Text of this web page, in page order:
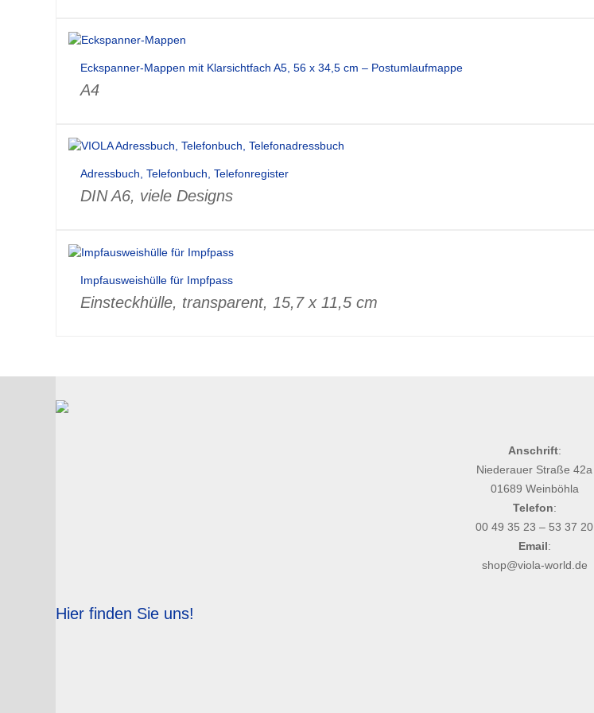
Eckspanner-Mappen mit Klarsichtfach A5, 56 x 34,5 cm – Postumlaufmappe
A4
Adressbuch, Telefonbuch, Telefonregister
DIN A6, viele Designs
Impfausweishülle für Impfpass
Einsteckhülle, transparent, 15,7 x 11,5 cm
Anschrift:
Niederauer Straße 42a
01689 Weinböhla
Telefon:
00 49 35 23 – 53 37 20
Email:
shop@viola-world.de
Hier finden Sie uns!